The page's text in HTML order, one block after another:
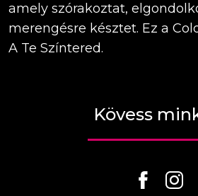
amely szórakoztat,
merengésre késztet. Ez a
A Te Színtered.
Kövess